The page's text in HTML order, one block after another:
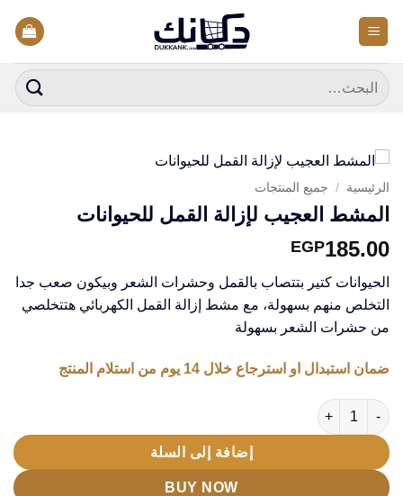
للمحتوى
البحث
عن:
الرئيسية / جميع المنتجات
المشط العجيب لإزالة القمل للحيوانات
EGP185.00
الحيوانات كتير بتتصاب بالقمل وحشرات الشعر وبيكون صعب جدا
التخلص منهم بسهولة، مع مشط إزالة القمل الكهربائي هتتخلصي
من حشرات الشعر بسهولة
ضمان استبدال او استرجاع خلال 14 يوم من استلام المنتج
كمية المشط العجيب لإزالة القمل للحيوانات
إضافة إلى السلة
BUY NOW